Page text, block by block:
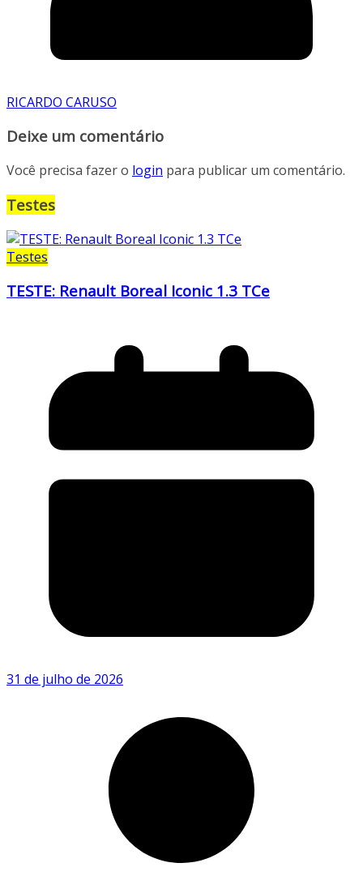
RICARDO CARUSO
Deixe um comentário
Você precisa fazer o login para publicar um comentário.
Testes
Testes
TESTE: Renault Boreal Iconic 1.3 TCe
31 de julho de 2026